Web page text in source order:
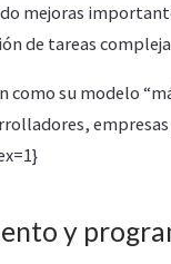
mejoras
de tareas
como su modelo
y